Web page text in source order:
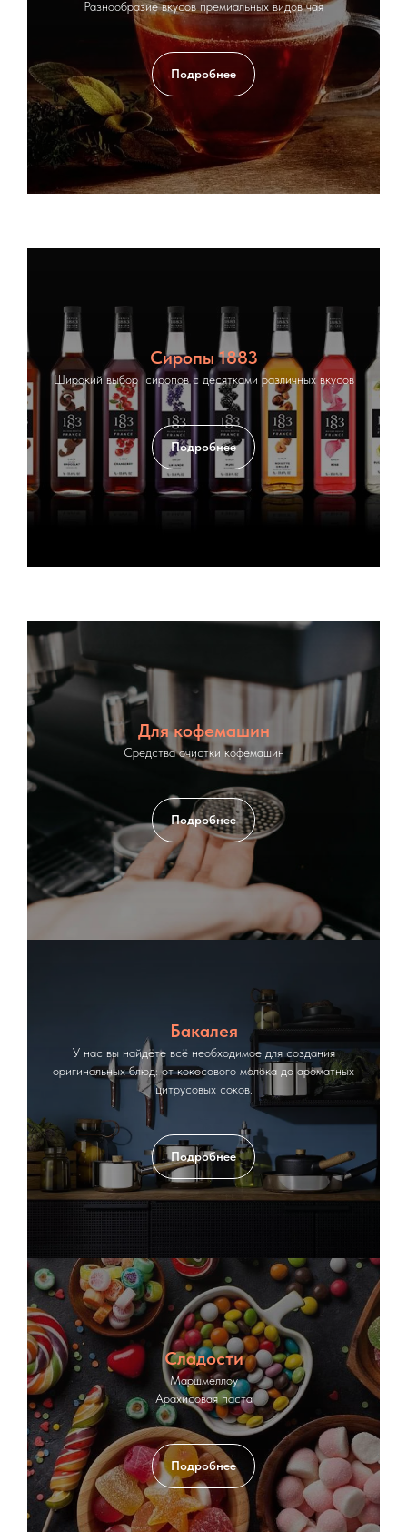
Разнообразие вкусов премиальных видов чая
Подробнее
Сиропы 1883
Широкий выбор сиропов с десятками различных вкусов
Подробнее
Для кофемашин
Средства очистки кофемашин
Подробнее
Бакалея
У нас вы найдёте всё необходимое для создания
оригинальных блюд: от кокосового молока до ароматных
цитрусовых соков.
Подробнее
Сладости
Маршмеллоу
Арахисовая паста
Подробнее